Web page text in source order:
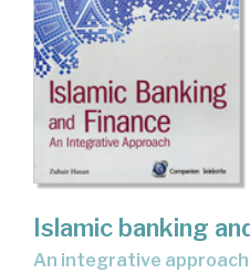
Islamic banking
an integrative approach